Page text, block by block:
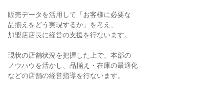
販売データを活用して「お客様に必要な
品揃えをどう実現するか」を考え、
加盟店店長に経営の支援を行ないます。
現状の店舗状況を把握した上で、本部の
ノウハウを活かし、品揃え・在庫の最適化
などの店舗の経営指導を行ないます。